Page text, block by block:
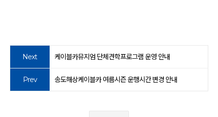
Next 케이블카뮤지엄 단체견학프로그램 운영 안내
Prev 송도해상케이블카 여름시즌 운행시간 변경 안내